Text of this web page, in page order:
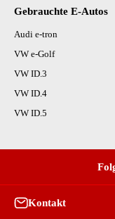
Gebrauchte E-Autos
Audi e-tron
VW e-Golf
VW ID.3
VW ID.4
VW ID.5
Kontakt